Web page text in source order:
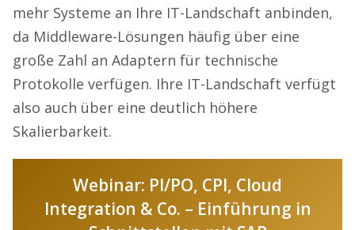
mehr Systeme an Ihre IT-Landschaft anbinden,
da Middleware-Lösungen häufig über eine
große Zahl an Adaptern für technische
Protokolle verfügen. Ihre IT-Landschaft verfügt
also auch über eine deutlich höhere
Skalierbarkeit.
Webinar: PI/PO, CPI, Cloud
Integration & Co. – Einführung in